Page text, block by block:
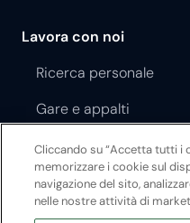
Lavora con noi
Ricerca personale
Gare e appalti
Regolamento Opera
Regolamento Teatro
Cliccando su “Accetta tutti i
memorizzare i cookie sul
navigazione del sito,
nelle nostre attività di